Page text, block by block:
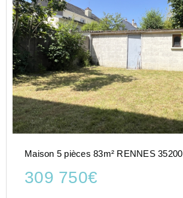
Maison 5 pièces 83m² RENNES 35200
309 750€